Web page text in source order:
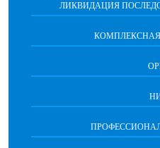
ЛИКВИДАЦИЯ